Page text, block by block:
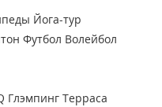
Йога-тур
Футбол Волейбол
Глэмпинг Терраса